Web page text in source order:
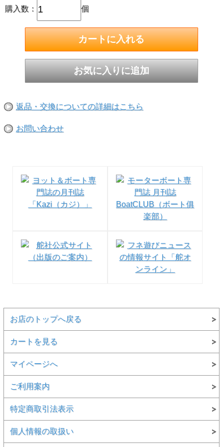
購入数： 個
返品・交換についての詳細はこちら
お問い合わせ
お店のトップへ戻る
カートを見る
マイページへ
ご利用案内
特定商取引法表示
個人情報の取扱い